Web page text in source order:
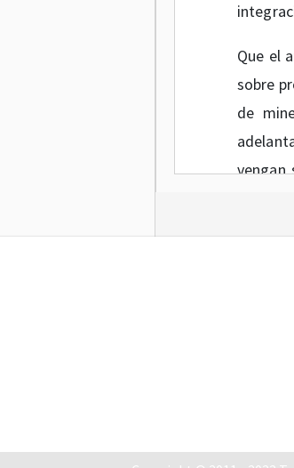
Que el
sobre
de
vengan
como
Que
de